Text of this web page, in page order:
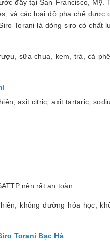
đây tại San Francisco, Mỹ.
và các loại đồ pha chế được
Torani là dòng siro có chất
sữa chua, kem, trà, cà
axit citric, axit tartaric,
nên rất an toàn
không đường hóa học,
Torani Bạc Hà